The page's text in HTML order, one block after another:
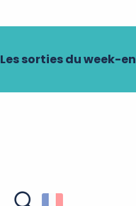
Les sorties du week-